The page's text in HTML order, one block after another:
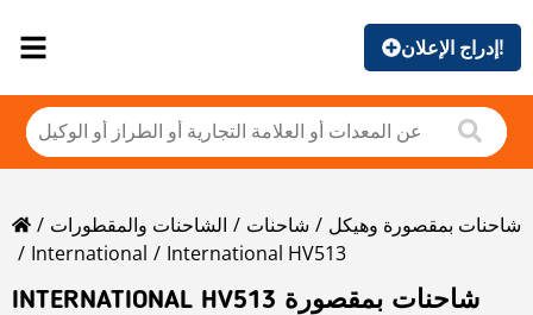
إدراج الإعلان!
الشاحنات والمقطورات شاحنات
شاحنات بمقصورة وهيكل
International
International HV513
INTERNATIONAL HV513 شاحنات بمقصورة